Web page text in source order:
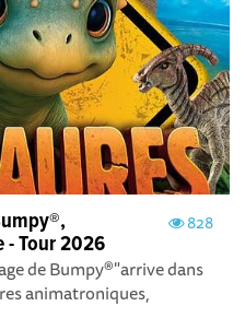
828
- Tour 2026
de Bumpy®"arrive dans
animatroniques,